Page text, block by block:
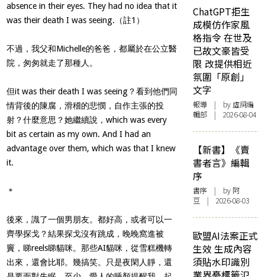
absence in their eyes. They had no idea that it
was their death I was seeing.（註1）
不過，我父和Michelle的爸爸，都屬於在公立醫
院，匆匆就走了那種人。
但it was their death I was seeing？看到他們同
情背後的陳腐，滑稽的悲憫，自作主張的投
射？什麼意思？她繼續說，which was every
bit as certain as my own. And I had an
advantage over them, which was that I knew
it.
＊
後來，識了一個男朋友。都好高，或者可以一
齊學探戈？結果探戈沒有跳成，晚晚窩進被
竇，睇reels睇貓咪。那些AI貓咪，從雪糕機轉
出來，還會比耶。幾搞笑。只是夜閑人靜，還
ChatGPT拒生
成模仿作家風
格指令 在世及
已故文豪皆受
限 改提供相近
氛圍「原創」
文字
報導 | by 虛詞編
輯部 | 2026-08-04
【新書】《賣
書者言》編輯
序
書序 | by 阿
豆 | 2026-08-03
歐盟AI法案正式
生效 生成內容
須貼水印識別